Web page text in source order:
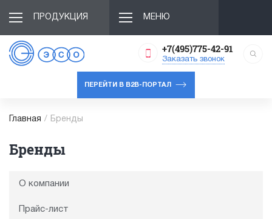
ПРОДУКЦИЯ МЕНЮ
+7(495)775-42-91
Заказать звонок
ПЕРЕЙТИ В B2B-ПОРТАЛ
Главная / Бренды
Бренды
О компании
Прайс-лист